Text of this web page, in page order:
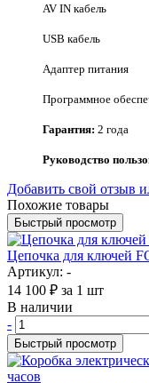
AV IN кабель
USB кабель
Адаптер питания
Программное
Гарантия: 2 года
Руководство
Добавить свой отзыв
Похожие товары
Быстрый просмотр
Цепочка для ключей
Артикул: -
14 100 ₽ за 1 шт
В наличии
-
Быстрый просмотр